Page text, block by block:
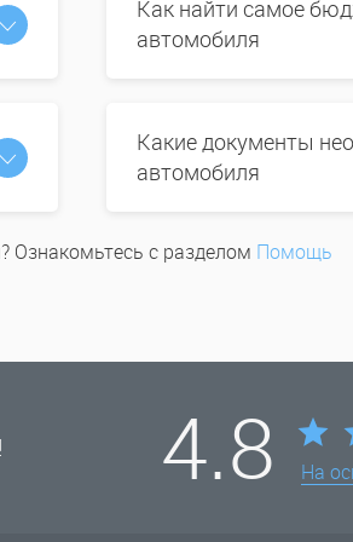
Как найти самое
автомобиля
Какие документы
автомобиля
Ознакомьтесь с разделом Помощь
4.8 На